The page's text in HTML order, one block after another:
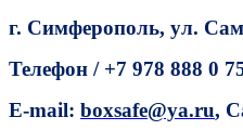
г. Симферополь, ул.
Телефон / +7 978 888 0
E-mail: boxsafe@ya.ru,